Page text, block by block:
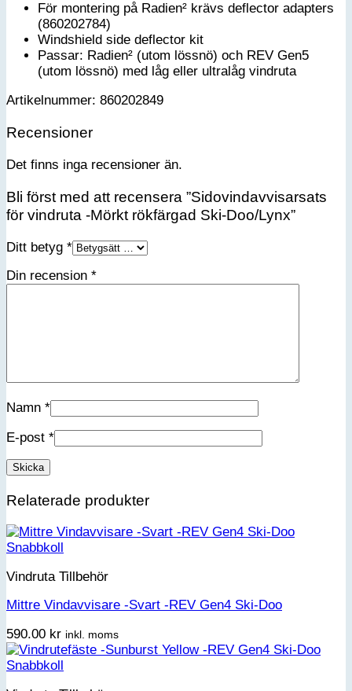
För montering på Radien² krävs deflector adapters
(860202784)
Windshield side deflector kit
Passar: Radien² (utom lössnö) och REV Gen5
(utom lössnö) med låg eller ultralåg vindruta
Artikelnummer: 860202849
Recensioner
Det finns inga recensioner än.
Bli först med att recensera ”Sidovindavvisarsats
för vindruta -Mörkt rökfärgad Ski-Doo/Lynx”
Ditt betyg *
Din recension *
Namn *
E-post *
Relaterade produkter
Snabbkoll
Vindruta Tillbehör
Mittre Vindavvisare -Svart -REV Gen4 Ski-Doo
590.00 kr inkl. moms
Snabbkoll